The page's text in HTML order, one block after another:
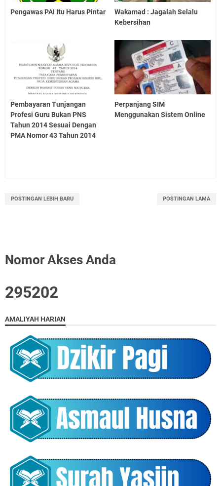
Pengawas PAI Itu Harus Pintar
Wakamad : Jagalah Selalu
Kebersihan
Pembayaran Tunjangan
Profesi Guru Bukan PNS
Tahun 2014 Sesuai Dengan
PMA Nomor 43 Tahun 2014
Perpanjang SIM
Menggunakan Sistem Online
POSTINGAN LEBIH BARU POSTINGAN LAMA
Nomor Akses Anda
295202
AMALIYAH HARIAN